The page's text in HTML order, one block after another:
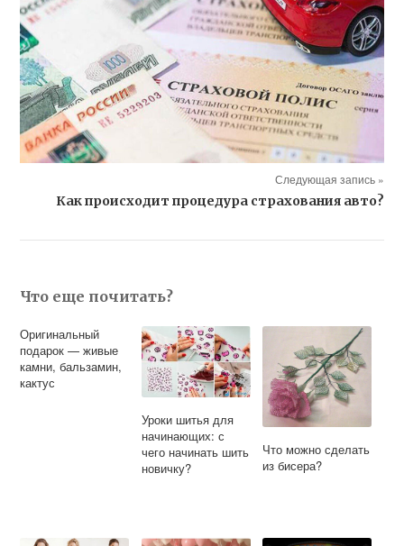
Следующая запись »
Как происходит процедура страхования авто?
Что еще почитать?
Оригинальный
подарок — живые
камни, бальзамин,
кактус
Уроки шитья для
начинающих: с
чего начинать шить
новичку?
Что можно сделать
из бисера?